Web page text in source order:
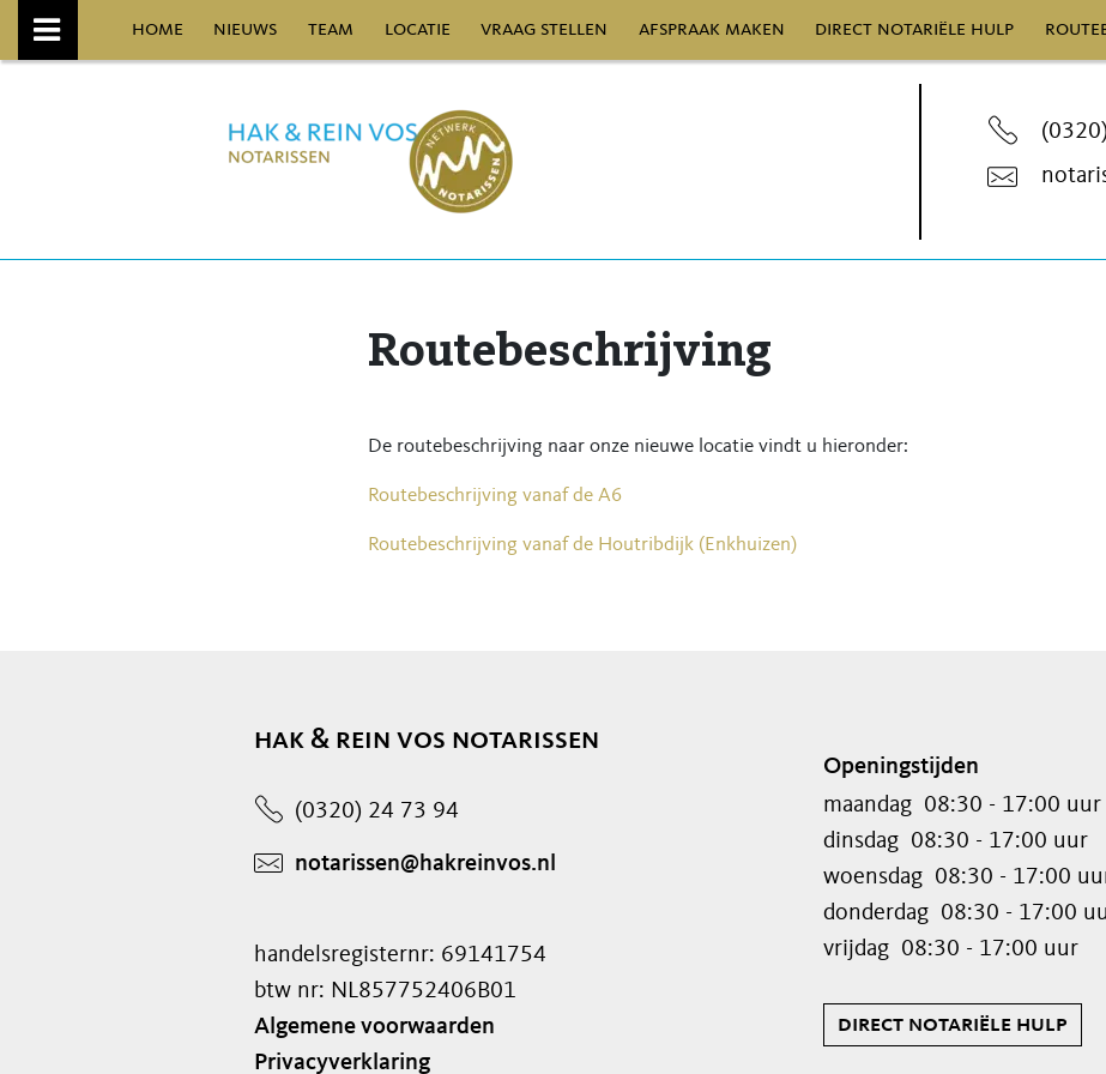
home nieuws team locatie vraag stellen afspraak maken direct notariële hulp
Routebeschrijving
De routebeschrijving naar onze nieuwe locatie vindt u hieronder:
Routebeschrijving vanaf de A6
Routebeschrijving vanaf de Houtribdijk (Enkhuizen)
hak & rein vos notarissen
(0320) 24 73 94
notarissen@hakreinvos.nl
handelsregisternr: 69141754
btw nr: NL857752406B01
Algemene voorwaarden
Privacyverklaring
Openingstijden
maandag 08:30 - 17:00 uur
dinsdag 08:30 - 17:00 uur
woensdag 08:30 - 17:00
donderdag 08:30 - 17:00
vrijdag 08:30 - 17:00 uur
direct notariële hulp